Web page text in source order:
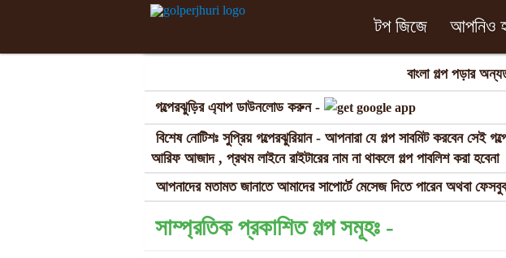
টপ জিজে আপনিও
বাংলা গল্প পড়ার
গল্পেরঝুড়ির এ্যাপ ডাউনলোড করুন -
বিশেষ নোটিশঃ সুপ্রিয় গল্পেরঝুরিয়ান - আপনারা যে গল্প সাবমিট করবেন
আরিফ আজাদ , প্রথম লাইনে রাইটারের নাম না থাকলে গল্প পাবলিশ করা হবেনা
আপনাদের মতামত জানাতে আমাদের সাপোর্টে মেসেজ দিতে পারেন অথবা
সাম্প্রতিক প্রকাশিত গল্প সমূহঃ -